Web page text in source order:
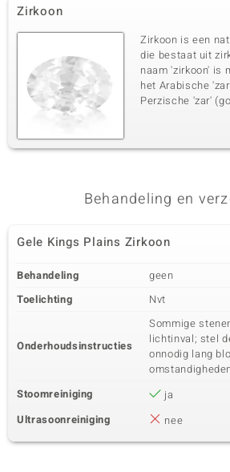
Zirkoon
Zirkoon is een
die bestaat uit
naam 'zirkoon' is
het Arabische
Perzische 'zar'
Behandeling en
Gele Kings Plains Zirkoon
Behandeling
geen
Toelichting
Nvt
Onderhoudsinstructies
Sommige
lichtinval; stel
onnodig lang
Stoomreiniging
ja
Ultrasoonreiniging
nee